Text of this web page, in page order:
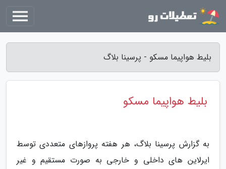
بلیط هواپیما مسکو - پرسینا بلاگ
بلیط هواپیما مسکو
به گزارش پرسینا بلاگ، هر هفته پروازهای متعددی توسط
ایرلاین های داخلی و خارجی به صورت مستقیم و غیر